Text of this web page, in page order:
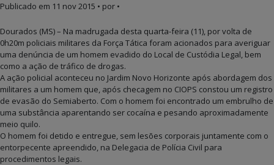
Publicado em 11 nov 2015 • por •
Dourados (MS) – Na madrugada desta quarta-feira (11), por volta de
0h20m policiais militares da Força Tática foram acionados para averiguar
uma denúncia de um homem evadido do Local de Custódia Legal, bem
como a ação de tráfico de drogas.
A ação policial aconteceu no Jardim Novo Horizonte após abordagem dos
militares a um homem que, após checagem no CIOPS constou um registro
de evasão do Semiaberto. Com o homem foi encontrado um embrulho de
uma substância aparentando ser cocaína e pesando aproximadamente
meio quilo.
O homem foi detido e entregue, sem lesões corporais juntamente com o
entorpecente apreendido, na Delegacia de Polícia Civil para
procedimentos legais.